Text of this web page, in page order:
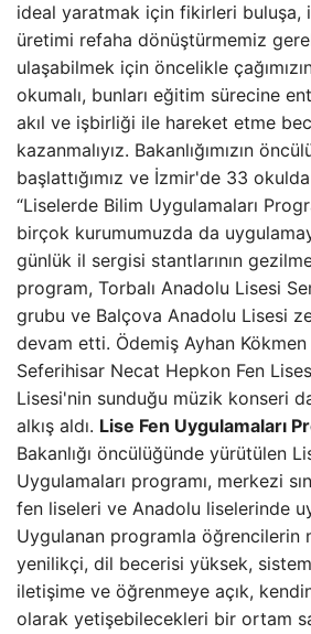
ideal yaratmak için fikirleri buluşa,
üretimi refaha dönüştürmemiz
ulaşabilmek için öncelikle
okumalı, bunları eğitim sürecine
akıl ve işbirliği ile hareket etme
kazanmalıyız. Bakanlığımızın
başlattığımız ve İzmir'de 33 okulda
“Liselerde Bilim Uygulamaları
birçok kurumumuzda da
günlük il sergisi stantlarının
program, Torbalı Anadolu Lisesi
grubu ve Balçova Anadolu Lisesi
devam etti. Ödemiş Ayhan Kökmen
Seferihisar Necat Hepkon Fen
Lisesi'nin sunduğu müzik konseri
alkış aldı. Lise Fen Uygulamaları
Bakanlığı öncülüğünde yürütülen
Uygulamaları programı, merkezi
fen liseleri ve Anadolu liselerinde
Uygulanan programla öğrencilerin
yenilikçi, dil becerisi yüksek,
iletişime ve öğrenmeye açık,
olarak yetişebilecekleri bir ortam